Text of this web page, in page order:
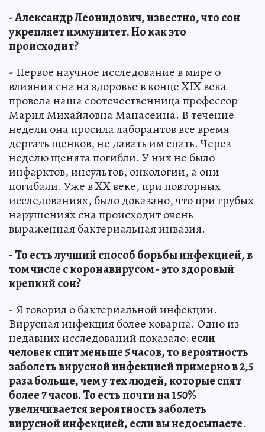
- Александр Леонидович, известно, что сон
укрепляет иммунитет. Но как это
происходит?
- Первое научное исследование в мире о
влияния сна на здоровье в конце XIX века
провела наша соотечественница профессор
Мария Михайловна Манасеина. В течение
недели она просила лаборантов все время
дергать щенков, не давать им спать. Через
неделю щенята погибли. У них не было
инфарктов, инсультов, онкологии, а они
погибали. Уже в XX веке, при повторных
исследованиях, было доказано, что при грубых
нарушениях сна происходит очень
выраженная бактериальная инвазия.
- То есть лучший способ борьбы инфекцией, в
том числе с коронавирусом - это здоровый
крепкий сон?
- Я говорил о бактериальной инфекции.
Вирусная инфекция более коварна. Одно из
недавних исследований показало: если
человек спит меньше 5 часов, то вероятность
заболеть вирусной инфекцией примерно в 2,5
раза больше, чем у тех людей, которые спят
более 7 часов. То есть почти на 150%
увеличивается вероятность заболеть
вирусной инфекцией, если вы недосыпаете.